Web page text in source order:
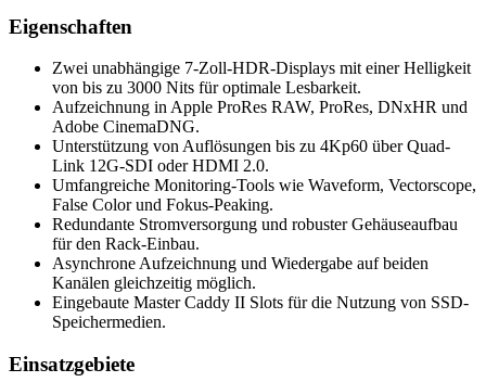
Eigenschaften
Zwei unabhängige 7-Zoll-HDR-Displays mit einer Helligkeit
von bis zu 3000 Nits für optimale Lesbarkeit.
Aufzeichnung in Apple ProRes RAW, ProRes, DNxHR und
Adobe CinemaDNG.
Unterstützung von Auflösungen bis zu 4Kp60 über Quad-
Link 12G-SDI oder HDMI 2.0.
Umfangreiche Monitoring-Tools wie Waveform, Vectorscope,
False Color und Fokus-Peaking.
Redundante Stromversorgung und robuster Gehäuseaufbau
für den Rack-Einbau.
Asynchrone Aufzeichnung und Wiedergabe auf beiden
Kanälen gleichzeitig möglich.
Eingebaute Master Caddy II Slots für die Nutzung von SSD-
Speichermedien.
Einsatzgebiete